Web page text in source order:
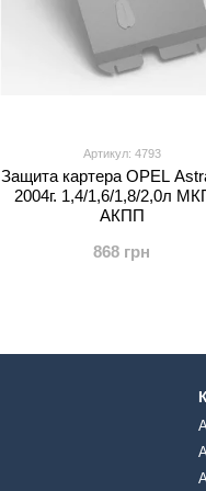
Артикул: 4793
Защита картера OPEL
2004г. 1,4/1,6/1,8/2,0л
АКПП
868 грн